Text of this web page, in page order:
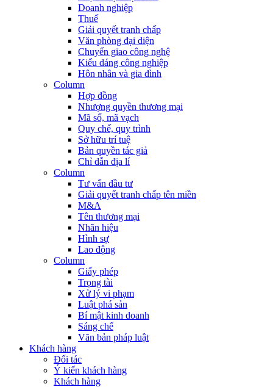
Doanh nghiệp
Thuế
Giải quyết tranh chấp
Văn phòng đại diện
Chuyển giao công nghệ
Kiểu dáng công nghiệp
Hôn nhân và gia đình
Column
Hợp đồng
Nhượng quyền thương mại
Mã số, mã vạch
Quy chế, quy trình
Sở hữu trí tuệ
Bản quyền tác giả
Chỉ dẫn địa lí
Column
Tư vấn đầu tư
Giải quyết tranh chấp tên miền
M&A
Tên thương mại
Nhãn hiệu
Hình sự
Lao động
Column
Giấy phép
Trọng tài
Xử lý vi phạm
Luật phá sản
Bí mật kinh doanh
Sáng chế
Văn bản pháp luật
Khách hàng
Đối tác
Ý kiến khách hàng
Khách hàng